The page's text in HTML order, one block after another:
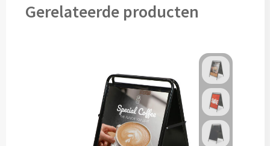
Rietjes bedrukken
Custom made drinkflessen
Custom made IZY Bottles
Gerelateerde producten